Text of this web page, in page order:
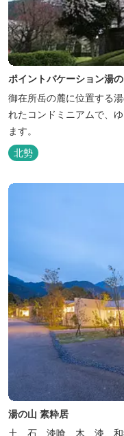
ポイントバケーション湯
御在所岳の麓に位置する
れたコンドミニアムで、
ます。
北勢
湯の山 素粋居
土、石、漆喰、木、漆、